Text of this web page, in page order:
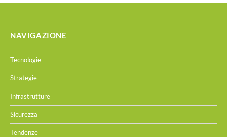
NAVIGAZIONE
Tecnologie
Strategie
Infrastrutture
Sicurezza
Tendenze